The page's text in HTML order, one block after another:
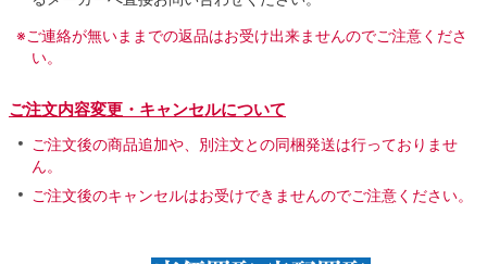
※ご連絡が無いままでの返品はお受け出来ませんのでご注意くださ
い。
ご注文内容変更・キャンセルについて
ご注文後の商品追加や、別注文との同梱発送は行っておりませ
ん。
ご注文後のキャンセルはお受けできませんのでご注意ください。